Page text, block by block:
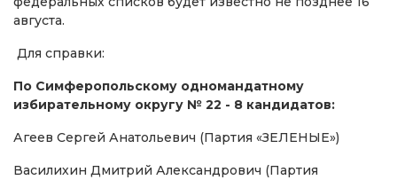
августа.
Для справки:
По Симферопольскому одномандатному
избирательному округу № 22 - 8 кандидатов:
Агеев Сергей Анатольевич (Партия «ЗЕЛЕНЫЕ»)
Василихин Дмитрий Александрович (Партия